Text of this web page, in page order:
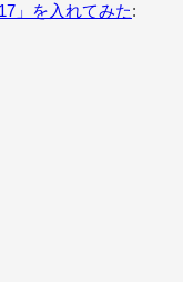
」を入れてみた: